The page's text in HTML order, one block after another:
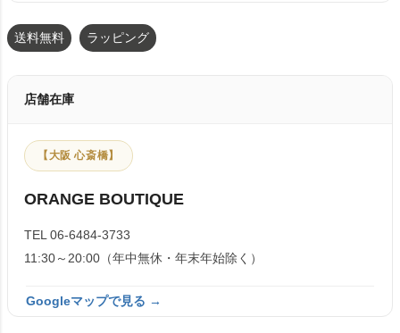
送料無料 ラッピング
店舗在庫
【大阪 心斎橋】
ORANGE BOUTIQUE
TEL 06-6484-3733
11:30～20:00（年中無休・年末年始除く）
Googleマップで見る →